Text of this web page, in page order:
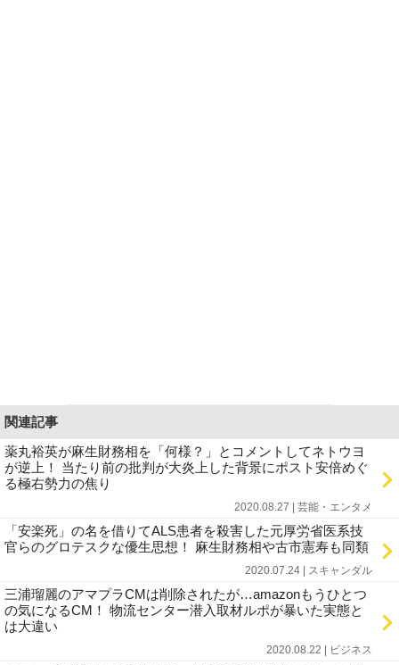
関連記事
薬丸裕英が麻生財務相を「何様？」とコメントしてネトウヨ
が逆上！ 当たり前の批判が大炎上した背景にポスト安倍めぐ
る極右勢力の焦り
2020.08.27 | 芸能・エンタメ
「安楽死」の名を借りてALS患者を殺害した元厚労省医系技
官らのグロテスクな優生思想！ 麻生財務相や古市憲寿も同類
2020.07.24 | スキャンダル
三浦瑠麗のアマプラCMは削除されたが…amazonもうひとつ
の気になるCM！ 物流センター潜入取材ルポが暴いた実態と
は大違い
2020.08.22 | ビジネス